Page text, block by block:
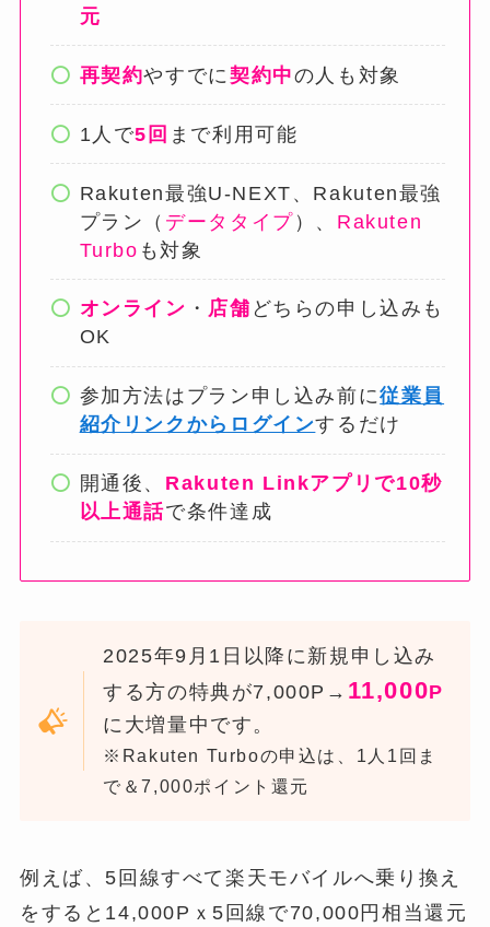
元
再契約やすでに 契約中の人も対象
1人で5回 まで利用可能
Rakuten最強U-NEXT、Rakuten最強
プラン（ データタイプ ）、 Rakuten
Turbo も対象
オンライン ・ 店舗 どちらの申し込みも
OK
参加方法はプラン申し込み前に従業員
紹介リンクからログインするだけ
開通後、 Rakuten Linkアプリで10秒
以上通話で条件達成
2025年9月1日以降に新規申し込み
する方の特典が7,000P→ 11,000P
に大増量中です。
※Rakuten Turboの申込は、1人1回ま
で＆7,000ポイント還元
例えば、5回線すべて楽天モバイルへ乗り換え
をすると14,000Pｘ5回線で70,000円相当還元